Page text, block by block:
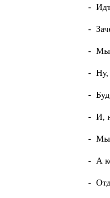
-
-
- Мы
- Ну,
-
- И,
- Мы
- А
-